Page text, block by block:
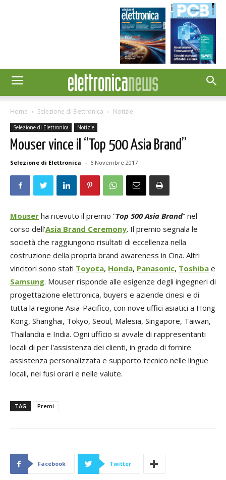
Home Selezione di Elettronica Notizie
Selezione di Elettronica Notizie
Mouser vince il “Top 500 Asia Brand”
Selezione di Elettronica - 6 Novembre 2017
Mouser ha ricevuto il premio “Top 500 Asia Brand” nel
corso dell'Asia Brand Ceremony. Il premio segnala le
società che raggiungono risultati di eccellenza nella
costruzione della propria brand awareness in Cina. Altri
vincitori sono stati Toyota, Honda, Panasonic, Toshiba e
Samsung. Mouser risponde alle esigenze degli ingegneri di
progettazione elettronica, buyers e aziende cinesi e di
tutta la regione Asia-Pacifico, con nove uffici asiatici a Hong
Kong, Shanghai, Tokyo, Seoul, Malesia, Singapore, Taiwan,
Thailandia e India. Ogni ufficio si avvale di rappresentanti
locali di per l'assistenza dei clienti, in grado di fornire
assistenza personalizzata e supporto tecnico nelle lingue
locali, nei fusi orari e nelle valute.
TAG Premi
Facebook Twitter